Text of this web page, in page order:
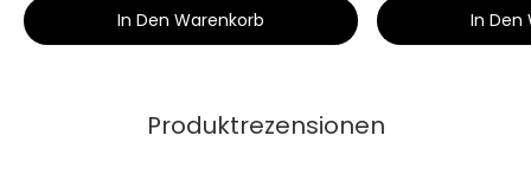
In Den Warenkorb In Den
Produktrezensionen